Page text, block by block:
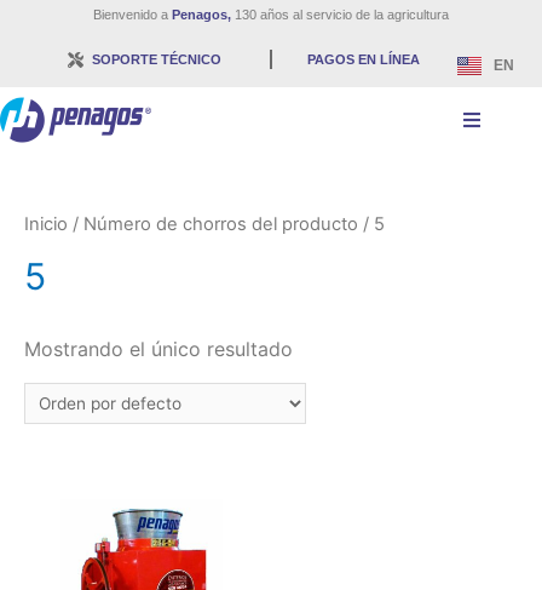
Bienvenido a Penagos, 130 años al servicio de la agricultura
SOPORTE TÉCNICO PAGOS EN LÍNEA EN
Inicio / Número de chorros del producto / 5
5
Mostrando el único resultado